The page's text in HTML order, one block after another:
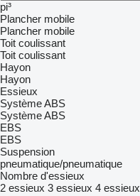
pi³
Plancher mobile
Plancher mobile
Toit coulissant
Toit coulissant
Hayon
Hayon
Essieux
Système ABS
Système ABS
EBS
EBS
Suspension
pneumatique/pneumatique
Nombre d'essieux
2 essieux 3 essieux 4 essieux